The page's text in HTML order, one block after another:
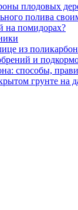
плодовых
полива
на помидорах?
из
и
способы,
грунте на